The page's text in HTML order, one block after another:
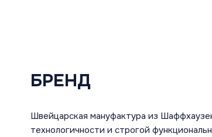
БРЕНД
Швейцарская мануфактура из
технологичности и строгой